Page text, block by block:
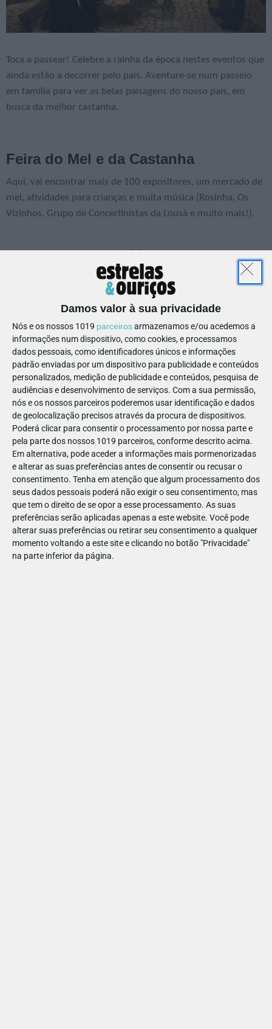
Damos valor à sua privacidade
Nós e os nossos 1019 parceirosarmazenamos e/ou acedemos a
informações num dispositivo, como cookies, e processamos
dados pessoais, como identificadores únicos e informações
padrão enviadas por um dispositivo para publicidade e conteúdos
personalizados, medição de publicidade e conteúdos, pesquisa de
audiências e desenvolvimento de serviços. Com a sua permissão,
nós e os nossos parceiros poderemos usar identificação e dados
de geolocalização precisos através da procura de dispositivos.
Poderá clicar para consentir o processamento por nossa parte e
pela parte dos nossos 1019 parceiros, conforme descrito acima.
Em alternativa, pode aceder a informações mais pormenorizadas
e alterar as suas preferências antes de consentir ou recusar o
consentimento. Tenha em atenção que algum processamento dos
seus dados pessoais poderá não exigir o seu consentimento, mas
que tem o direito de se opor a esse processamento. As suas
preferências serão aplicadas apenas a este website. Você pode
alterar suas preferências ou retirar seu consentimento a qualquer
momento voltando a este site e clicando no botão "Privacidade"
na parte inferior da página.
Toca a passear! Celebre a rainha da época nestes eventos que
ainda estão a decorrer pelo país. Aventure-se num passeio
em família para ver as belas paisagens do nosso país, em
busca da melhor castanha.
Feira do Mel e da Castanha
Aqui, vai encontrar mais de 100 expositores, um mercado de
mel, atividades para crianças e muita música (Rosinha, Os
Vizinhos, Grupo de Concertinistas da Lousã e muito mais!).
🍫 Brownie de castanha e
chocolate